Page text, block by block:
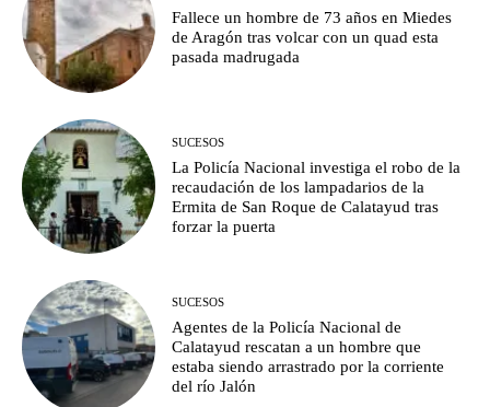
Fallece un hombre de 73 años en Miedes
de Aragón tras volcar con un quad esta
pasada madrugada
SUCESOS
La Policía Nacional investiga el robo de la
recaudación de los lampadarios de la
Ermita de San Roque de Calatayud tras
forzar la puerta
SUCESOS
Agentes de la Policía Nacional de
Calatayud rescatan a un hombre que
estaba siendo arrastrado por la corriente
del río Jalón